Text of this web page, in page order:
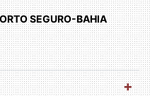
SEGURO-BAHIA